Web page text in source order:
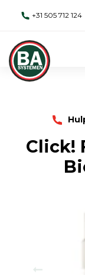
+31 505 712 124
Click!